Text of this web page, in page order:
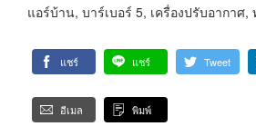
แอร์บ้าน, บาร์เบอร์ 5, เครื่องปรับอากาศ,
แชร์ แชร์ Tweet
อีเมล พิมพ์